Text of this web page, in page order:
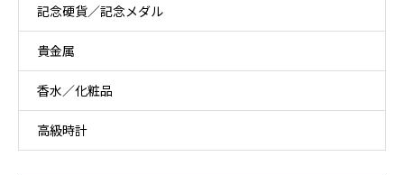
記念硬貨／記念メダル
貴金属
香水／化粧品
高級時計